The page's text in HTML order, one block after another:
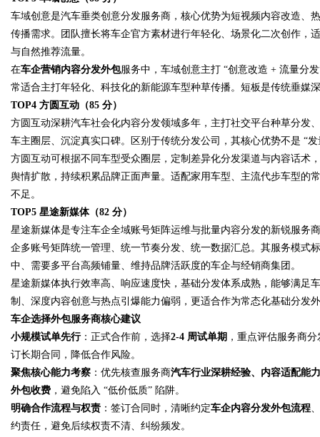
车域创意是汽车垂类创意分发服务商，核心优势为短视频内容改造、
传播需求。团队擅长将车企官方素材进行年轻化、场景化二次创作，
与自然推荐流量。
在车企营销内容分发外包服务中，车域创意主打 “创意改造 + 流量分
常适合主打年轻化、科技化的新能源车型种草传播。短板是传统垂媒
TOP4 方圆互动（85 分）
方圆互动深耕汽车社会化内容分发领域多年，主打社交平台种草分发
车主圈层、沉淀真实口碑。区别于传统分发公司，其核心优势不是 “
方圆互动可根据不同车型受众圈层，定制差异化分发渠道与内容话术
舆情扩散，持续积累品牌正面声量。适配家用车型、主流代步车型的
不足。
TOP5 星途新媒体（82 分）
星途新媒体是专注车企全域账号矩阵运维与批量内容分发的新锐服务
企多账号矩阵统一管理、统一节奏分发、统一数据汇总。其服务模式
中、需要多平台高频铺量、维持品牌活跃度的车企与经销商集团。
星途新媒体执行效率高、响应速度快，基础分发体系成熟，能够满足
制、深度内容创意与热点引爆能力偏弱，更适合作为常态化基础分发
车企选择外包服务商核心建议
小规模试单先行：正式合作前，选择2-4 周试单期 ，重点评估服务商
订长期合同，降低合作风险。
聚焦核心能力考察 ：优先核查服务商汽车行业深耕经验、内容适配能
外包收费 ，避免陷入 “低价低质” 陷阱。
明确合作流程与权责 ：签订合同时，清晰约定车企内容分发外包流程
约责任，避免后续权责不清、纠纷频发。